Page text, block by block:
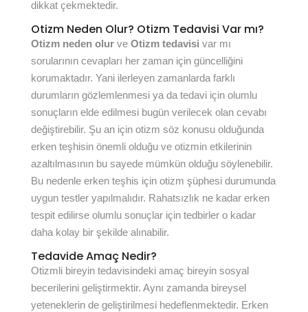
dikkat çekmektedir.
Otizm Neden Olur? Otizm Tedavisi Var mı?
Otizm neden olurve Otizm tedavisi var mı
sorularının cevapları her zaman için güncelliğini
korumaktadır. Yani ilerleyen zamanlarda farklı
durumların gözlemlenmesi ya da tedavi için olumlu
sonuçların elde edilmesi bugün verilecek olan cevabı
değiştirebilir. Şu an için otizm söz konusu olduğunda
erken teşhisin önemli olduğu ve otizmin etkilerinin
azaltılmasının bu sayede mümkün olduğu söylenebilir.
Bu nedenle erken teşhis için otizm şüphesi durumunda
uygun testler yapılmalıdır. Rahatsızlık ne kadar erken
tespit edilirse olumlu sonuçlar için tedbirler o kadar
daha kolay bir şekilde alınabilir.
Tedavide Amaç Nedir?
Otizmli bireyin tedavisindeki amaç bireyin sosyal
becerilerini geliştirmektir. Aynı zamanda bireysel
yeteneklerin de geliştirilmesi hedeflenmektedir. Erken